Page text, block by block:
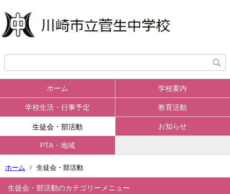
ホーム 学校案内
学校生活・行事予定 教育活動
生徒会・部活動 お知らせ
PTA・地域
ホーム 生徒会・部活動
生徒会・部活動